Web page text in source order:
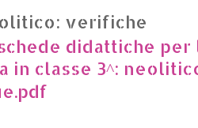
verifiche
didattiche
in classe 3^: